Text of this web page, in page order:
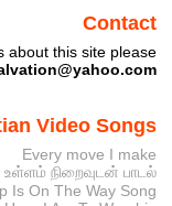
Contact
about this site please
Video Songs
Every move I make
உள்ளம் நிறைவுடன் பாடல்
Is On The Way Song